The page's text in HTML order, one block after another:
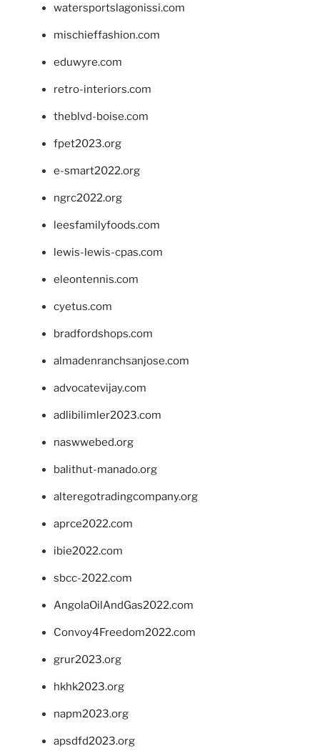
watersportslagonissi.com
mischieffashion.com
eduwyre.com
retro-interiors.com
theblvd-boise.com
fpet2023.org
e-smart2022.org
ngrc2022.org
leesfamilyfoods.com
lewis-lewis-cpas.com
eleontennis.com
cyetus.com
bradfordshops.com
almadenranchsanjose.com
advocatevijay.com
adlibilimler2023.com
naswwebed.org
balithut-manado.org
alteregotradingcompany.org
aprce2022.com
ibie2022.com
sbcc-2022.com
AngolaOilAndGas2022.com
Convoy4Freedom2022.com
grur2023.org
hkhk2023.org
napm2023.org
apsdfd2023.org